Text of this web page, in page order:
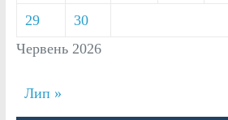
Червень 2026
29 30
Лип »